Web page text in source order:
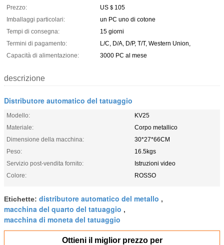
Prezzo:
US＄105
Imballaggi particolari:
un PC uno di cotone
Tempi di consegna:
15 giorni
Termini di pagamento:
L/C, D/A, D/P, T/T, Western Union,
Capacità di alimentazione:
3000 PC al mese
descrizione
Distributore automatico del tatuaggio
Modello:
KV25
Materiale:
Corpo metallico
Dimensione della macchina:
30*27*66CM
Peso:
16.5kgs
Servizio post-vendita fornito:
Istruzioni video
Colore:
ROSSO
Etichette: distributore automatico del metallo ,
macchina del quarto del tatuaggio ,
macchina di moneta del tatuaggio
Ottieni il miglior prezzo per